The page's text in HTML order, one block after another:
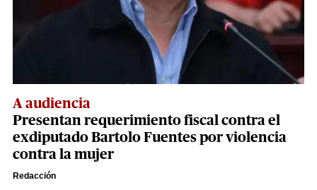
A audiencia
Presentan requerimiento fiscal contra el
exdiputado Bartolo Fuentes por violencia
contra la mujer
Redacción